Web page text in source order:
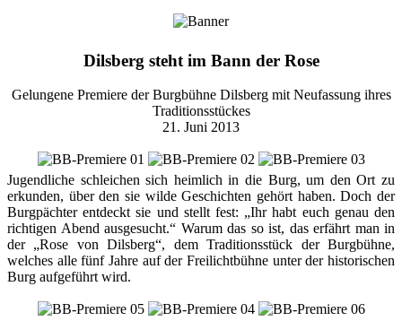
Dilsberg steht im Bann der Rose
Gelungene Premiere der Burgbühne Dilsberg mit Neufassung ihres
Traditionsstückes
21. Juni 2013
Jugendliche schleichen sich heimlich in die Burg, um den Ort zu
erkunden, über den sie wilde Geschichten gehört haben. Doch der
Burgpächter entdeckt sie und stellt fest: „Ihr habt euch genau den
richtigen Abend ausgesucht.“ Warum das so ist, das erfährt man in
der „Rose von Dilsberg“, dem Traditionsstück der Burgbühne,
welches alle fünf Jahre auf der Freilichtbühne unter der historischen
Burg aufgeführt wird.